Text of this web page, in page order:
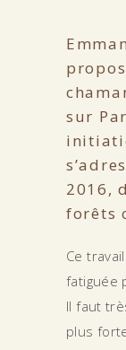
sur
2016,
forêts
Ce
fatiguée
Il faut
plus